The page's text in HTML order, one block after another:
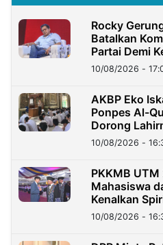
Rocky
Batalkan
Partai Demi
10/08/2026 -
AKBP Eko
Ponpes Al-
Dorong
Berkarakter
10/08/2026 -
PKKMB
Mahasiswa
Kenalkan
10/08/2026 -